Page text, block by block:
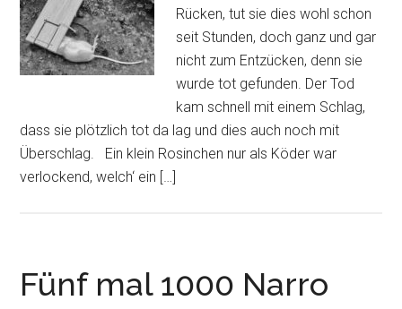
Rücken, tut sie dies wohl schon
seit Stunden, doch ganz und gar
nicht zum Entzücken, denn sie
wurde tot gefunden. Der Tod
kam schnell mit einem Schlag,
dass sie plötzlich tot da lag und dies auch noch mit
Überschlag. Ein klein Rosinchen nur als Köder war
verlockend, welch‘ ein […]
Fünf mal 1000 Narro